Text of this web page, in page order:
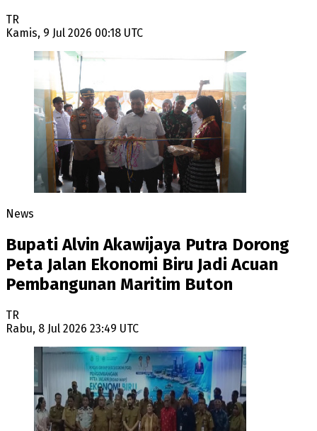
TR
Kamis, 9 Jul 2026 00:18 UTC
News
Bupati Alvin Akawijaya Putra Dorong
Peta Jalan Ekonomi Biru Jadi Acuan
Pembangunan Maritim Buton
TR
Rabu, 8 Jul 2026 23:49 UTC